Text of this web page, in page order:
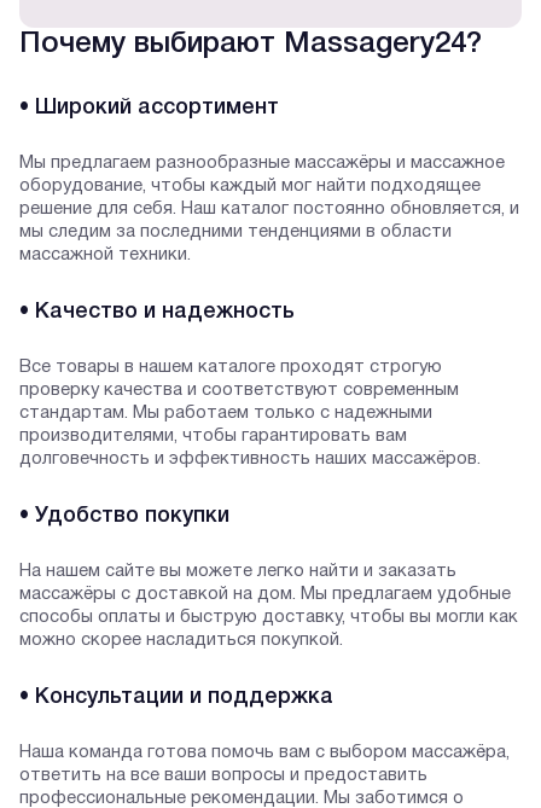
Почему выбирают Massagery24?
• Широкий ассортимент
Мы предлагаем разнообразные массажёры и массажное
оборудование, чтобы каждый мог найти подходящее
решение для себя. Наш каталог постоянно обновляется, и
мы следим за последними тенденциями в области
массажной техники.
• Качество и надежность
Все товары в нашем каталоге проходят строгую
проверку качества и соответствуют современным
стандартам. Мы работаем только с надежными
производителями, чтобы гарантировать вам
долговечность и эффективность наших массажёров.
• Удобство покупки
На нашем сайте вы можете легко найти и заказать
массажёры с доставкой на дом. Мы предлагаем удобные
способы оплаты и быструю доставку, чтобы вы могли как
можно скорее насладиться покупкой.
• Консультации и поддержка
Наша команда готова помочь вам с выбором массажёра,
ответить на все ваши вопросы и предоставить
профессиональные рекомендации. Мы заботимся о